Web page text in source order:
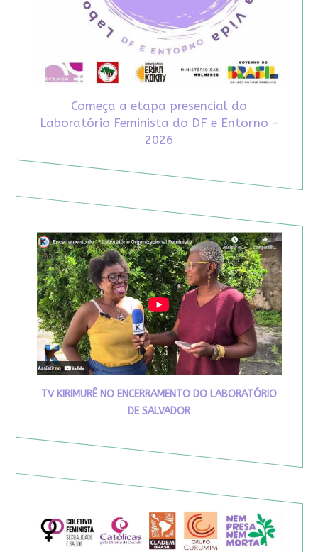
Começa a etapa presencial do
Laboratório Feminista do DF e Entorno -
2026
TV KIRIMURÊ NO ENCERRAMENTO DO LABORATÓRIO
DE SALVADOR